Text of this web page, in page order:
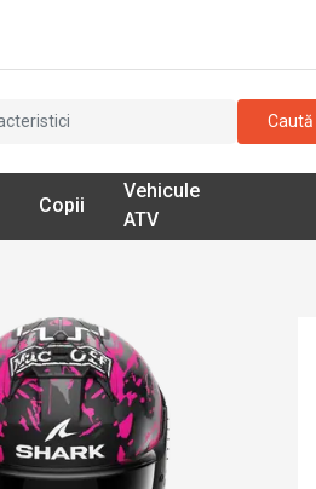
Caută
Copii
Vehicule
ATV